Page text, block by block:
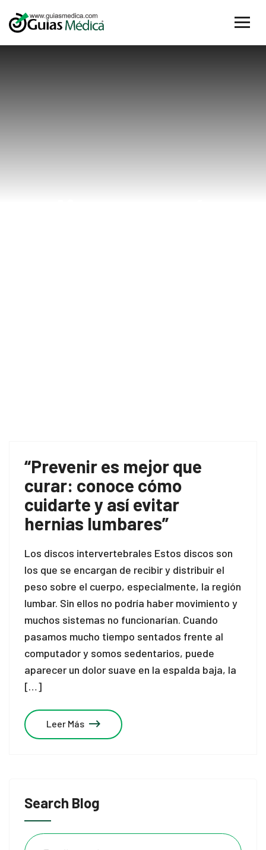
Search Blog
“Prevenir es mejor que
curar: conoce cómo
cuidarte y así evitar
hernias lumbares”
Los discos intervertebrales Estos discos son
los que se encargan de recibir y distribuir el
peso sobre el cuerpo, especialmente, la región
lumbar. Sin ellos no podría haber movimiento y
muchos sistemas no funcionarían. Cuando
pasamos mucho tiempo sentados frente al
computador y somos sedentarios, puede
aparecer un dolor suave en la espalda baja, la
[…]
Leer Más